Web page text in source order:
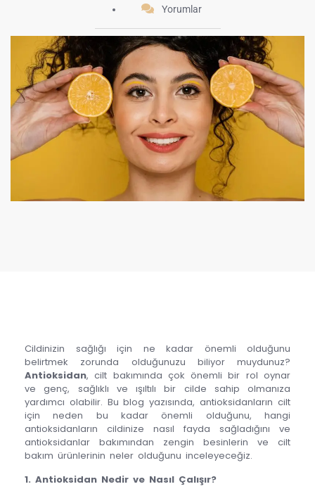
Yorumlar
Cildinizin sağlığı için ne kadar önemli olduğunu
belirtmek zorunda olduğunuzu biliyor muydunuz?
Antioksidan, cilt bakımında çok önemli bir rol oynar
ve genç, sağlıklı ve ışıltılı bir cilde sahip olmanıza
yardımcı olabilir. Bu blog yazısında, antioksidanların cilt
için neden bu kadar önemli olduğunu, hangi
antioksidanların cildinize nasıl fayda sağladığını ve
antioksidanlar bakımından zengin besinlerin ve cilt
bakım ürünlerinin neler olduğunu inceleyeceğiz.
1. Antioksidan Nedir ve Nasıl Çalışır?